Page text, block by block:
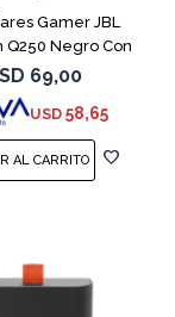
Gamer JBL
Q250 Negro Con
69,00
USD 58,65